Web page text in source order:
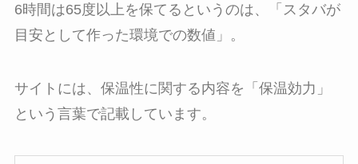
6時間は65度以上を保てるというのは、「スタバが
目安として作った環境での数値」。
サイトには、保温性に関する内容を「保温効力」
という言葉で記載しています。